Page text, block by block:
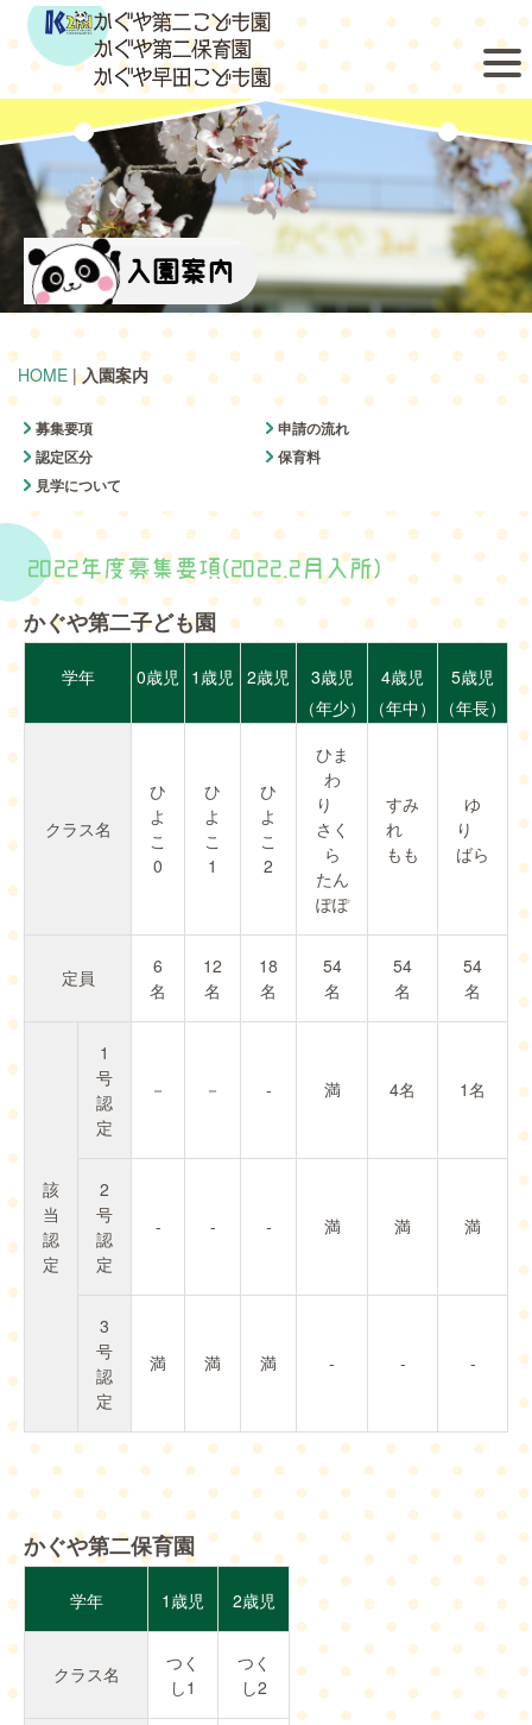
入園案内
HOME |入園案内
募集要項
申請の流れ
認定区分
保育料
見学について
2022年度募集要項(2022.2月入所)
かぐや第二子ども園
学年 0歳児 1歳児 2歳児
3歳児
（年少）
4歳児
（年中）
5歳児
（年長）
クラス名
ひ
よ
こ
0
ひ
よ
こ
1
ひ
よ
こ
2
ひま
わ
り
さく
ら
たん
ぽぽ
すみ
れ
もも
ゆ
り
ばら
定員
6
名
12
名
18
名
54
名
54
名
54
名
該
当
認
定
1
号
認
定
－ － - 満 4名 1名
2
号
認
定
- - - 満 満 満
3
号
認
定
満 満 満 - - -
かぐや第二保育園
学年 1歳児 2歳児
クラス名
つく
し1
つく
し2